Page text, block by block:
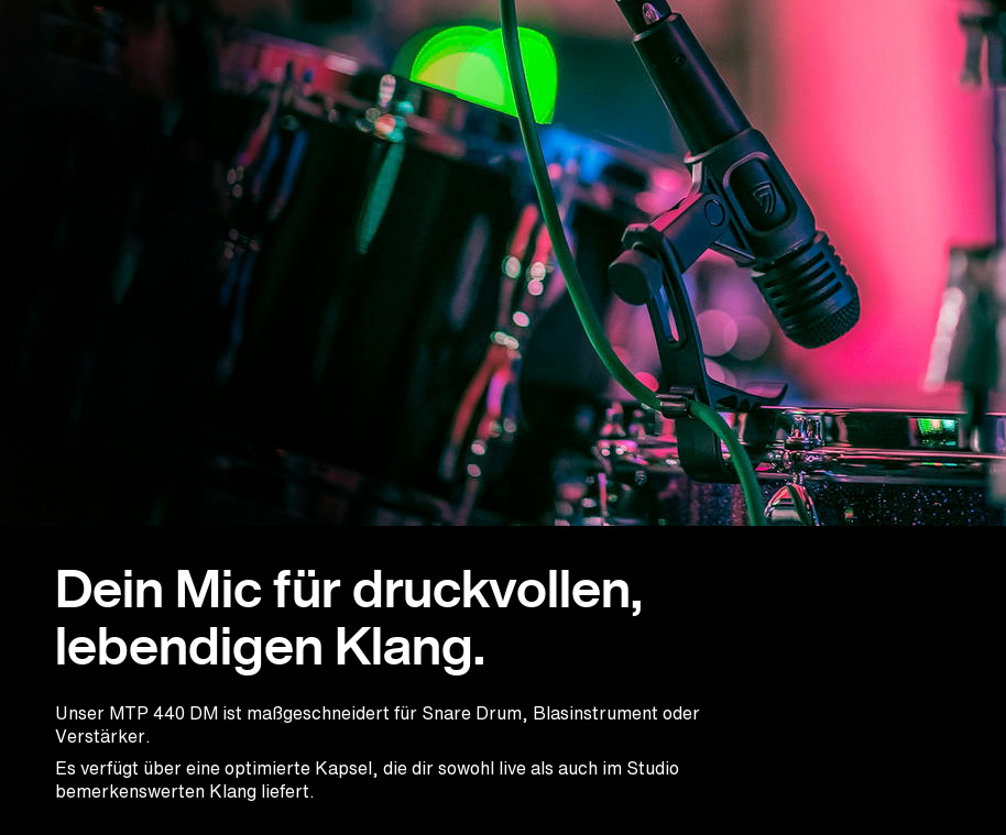
Dein Mic für druckvollen,
lebendigen Klang.
Unser MTP 440 DM ist maßgeschneidert für Snare Drum, Blasinstrument oder
Verstärker.
Es verfügt über eine optimierte Kapsel, die dir sowohl live als auch im Studio
bemerkenswerten Klang liefert.